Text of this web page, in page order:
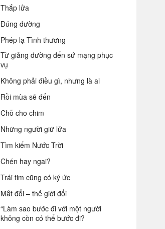
Thắp lửa
Đúng đường
Phép lạ Tình thương
Từ giảng đường đến sứ mạng phục
vụ
Không phải điều gì, nhưng là ai
Rồi mùa sẽ đến
Chỗ cho chim
Những người giữ lửa
Tìm kiếm Nước Trời
Chén hay ngai?
Trái tim cũng có ký ức
Mắt đổi – thế giới đổi
“Làm sao bước đi với một người
không còn có thể bước đi?